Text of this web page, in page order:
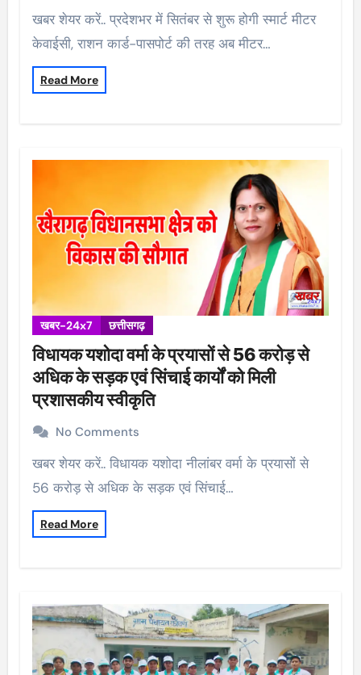
खबर शेयर करें.. प्रदेशभर में सितंबर से शुरू होगी स्मार्ट मीटर
केवाईसी, राशन कार्ड-पासपोर्ट की तरह अब मीटर…
Read More
खबर-24x7 छत्तीसगढ़
विधायक यशोदा वर्मा के प्रयासों से 56 करोड़ से
अधिक के सड़क एवं सिंचाई कार्यों को मिली
प्रशासकीय स्वीकृति
No Comments
खबर शेयर करें.. विधायक यशोदा नीलांबर वर्मा के प्रयासों से
56 करोड़ से अधिक के सड़क एवं सिंचाई…
Read More